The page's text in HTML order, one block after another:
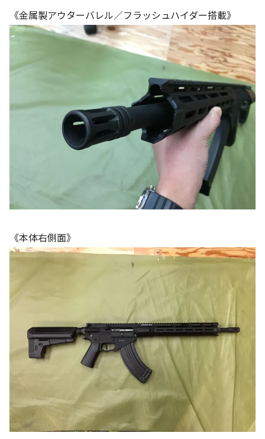
《金属製アウターバレル／フラッシュハイダー搭載》
《本体右側面》